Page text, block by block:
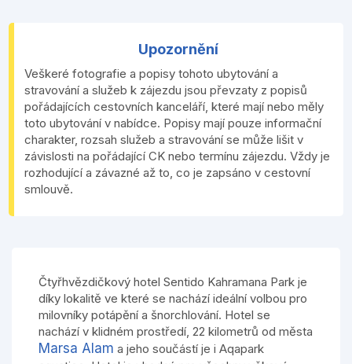
Upozornění
Veškeré fotografie a popisy tohoto ubytování a
stravování a služeb k zájezdu jsou převzaty z popisů
pořádajících cestovních kanceláří, které mají nebo měly
toto ubytování v nabídce. Popisy mají pouze informační
charakter, rozsah služeb a stravování se může lišit v
závislosti na pořádající CK nebo termínu zájezdu. Vždy je
rozhodující a závazné až to, co je zapsáno v cestovní
smlouvě.
Čtyřhvězdičkový hotel Sentido Kahramana Park je
díky lokalitě ve které se nachází ideální volbou pro
milovníky potápění a šnorchlování. Hotel se
nachází v klidném prostředí, 22 kilometrů od města
Marsa Alam a jeho součástí je i Aqapark